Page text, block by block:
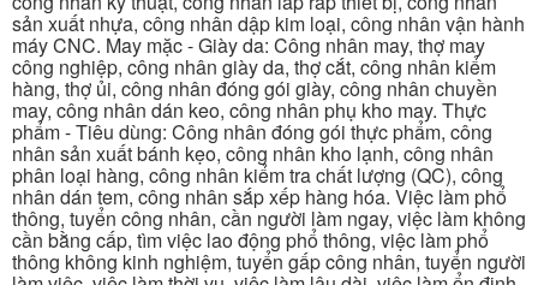
sản xuất nhựa, công nhân dập kim loại, công nhân vận hành
máy CNC. May mặc - Giày da: Công nhân may, thợ may
công nghiệp, công nhân giày da, thợ cắt, công nhân kiểm
hàng, thợ ủi, công nhân đóng gói giày, công nhân chuyền
may, công nhân dán keo, công nhân phụ kho may. Thực
phẩm - Tiêu dùng: Công nhân đóng gói thực phẩm, công
nhân sản xuất bánh kẹo, công nhân kho lạnh, công nhân
phân loại hàng, công nhân kiểm tra chất lượng (QC), công
nhân dán tem, công nhân sắp xếp hàng hóa. Việc làm phổ
thông, tuyển công nhân, cần người làm ngay, việc làm không
cần bằng cấp, tìm việc lao động phổ thông, việc làm phổ
thông không kinh nghiệm, tuyển gấp công nhân, tuyển người